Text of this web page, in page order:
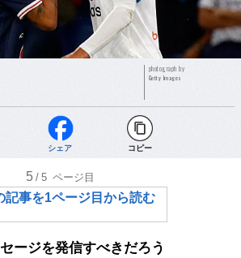
photograph by
Getty Images
シェア コピー
5 /5 ページ目
記事を1ページ目から読む
ージを発信すべきだろう